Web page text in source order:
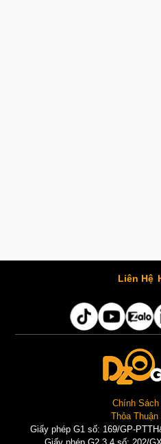
Liên Hệ
Chính
Thỏa
Giấy phép G1 số: 169/GP-